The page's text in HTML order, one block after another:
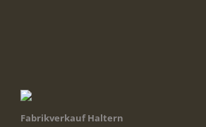
Fabrikverkauf Haltern